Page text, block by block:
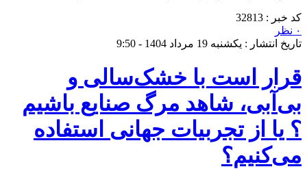
کد خبر : 32813
۰ نظر
تاریخ انتشار : یکشنبه 19 مرداد 1404 - 9:50
قرار است با خشک‌سالی و
بی‌آبی، شاهد مرگ صنایع باشیم
؟ یا از تجربیات جهانی استفاده
می‌کنیم؟